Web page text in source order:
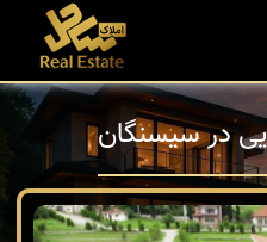
در سیسنگان